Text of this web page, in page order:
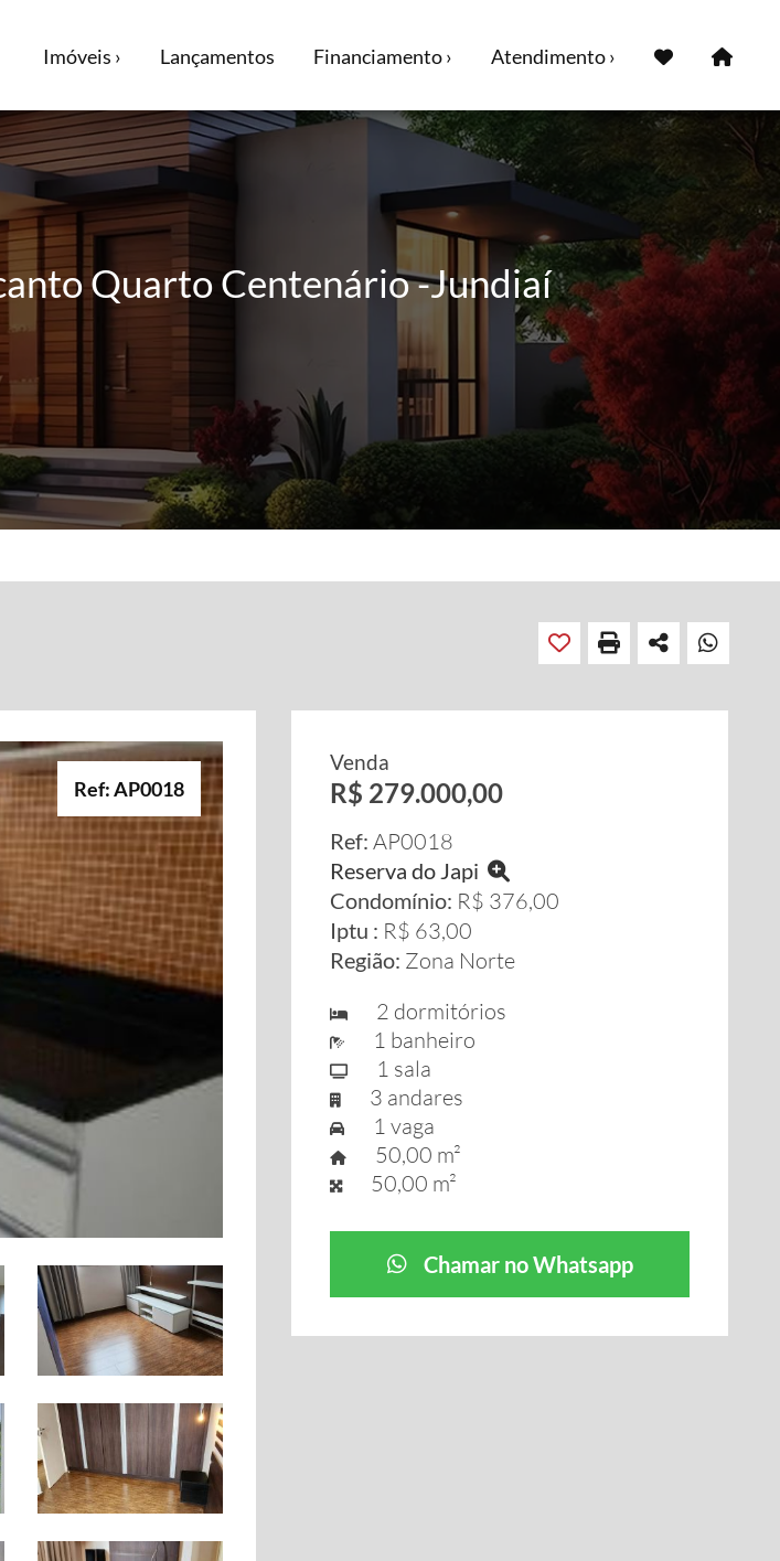
Imóveis › Lançamentos Financiamento › Atendimento ›
Quarto Centenário -Jundiaí
Ref: AP0018
Venda
R$ 279.000,00
Ref: AP0018
Reserva do Japi
Condomínio: R$ 376,00
Iptu : R$ 63,00
Região: Zona Norte
2 dormitórios
1 banheiro
1 sala
3 andares
1 vaga
50,00 m²
50,00 m²
Chamar no Whatsapp